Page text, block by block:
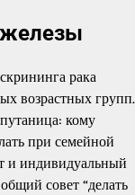
рака
возрастных групп.
кому
при семейной
и индивидуальный
совет “делать